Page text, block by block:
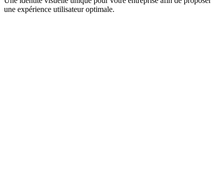
une expérience utilisateur optimale.